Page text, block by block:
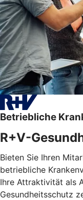
Betriebliche
R+V-
Bieten Sie Ihren
betriebliche
Ihre Attraktivität als
Gesundheitsschutz